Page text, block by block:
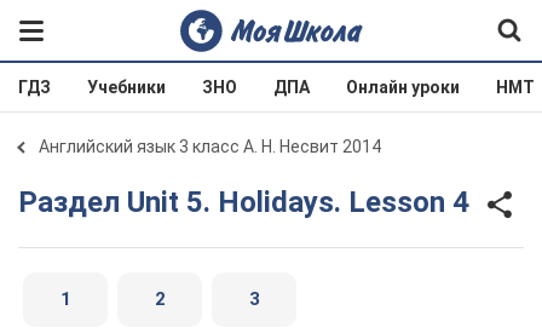
ГДЗ Учебники ЗНО ДПА Онлайн уроки НМТ
Английский язык 3 класс А. Н. Несвит 2014
Раздел Unit 5. Holidays. Lesson 4
1 2 3